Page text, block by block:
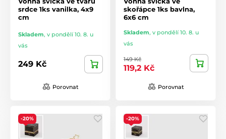
srdce 1ks vanilka, 4x9
cm
Skladem, v pondělí 10. 8. u
vás
249 Kč
Porovnat
skořápce 1ks bavlna,
6x6 cm
Skladem, v pondělí 10. 8. u
vás
149 Kč
119,2 Kč
Porovnat
-20% -20%